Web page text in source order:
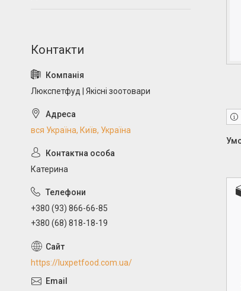
Люкспетфуд | Якісні зоотовари
вся Україна, Київ, Україна
Катерина
+380 (93) 866-66-85
+380 (68) 818-18-19
https://luxpetfood.com.ua/